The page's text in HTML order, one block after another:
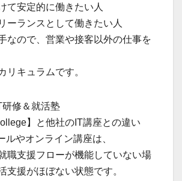
て安定的に働きたい人
ーランスとして働きたい人
なので、営業や接客以外の仕事を
リキュラムです。
研修＆就活塾
】と他社のIT講座との違い
ルやオンライン講座は、
職支援フローが機能していない場
支援がほぼない状態です。